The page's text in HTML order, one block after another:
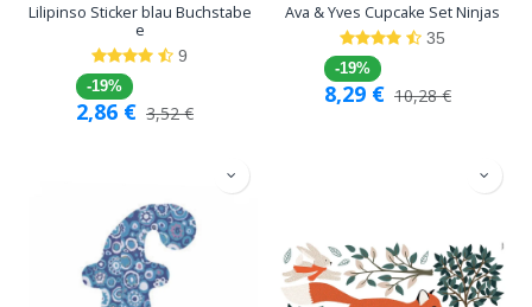
Lilipinso Sticker blau Buchstabe
e
9
-19%
2,86 € 3,52€
Ava & Yves Cupcake Set Ninjas
35
-19%
8,29 € 10,28€